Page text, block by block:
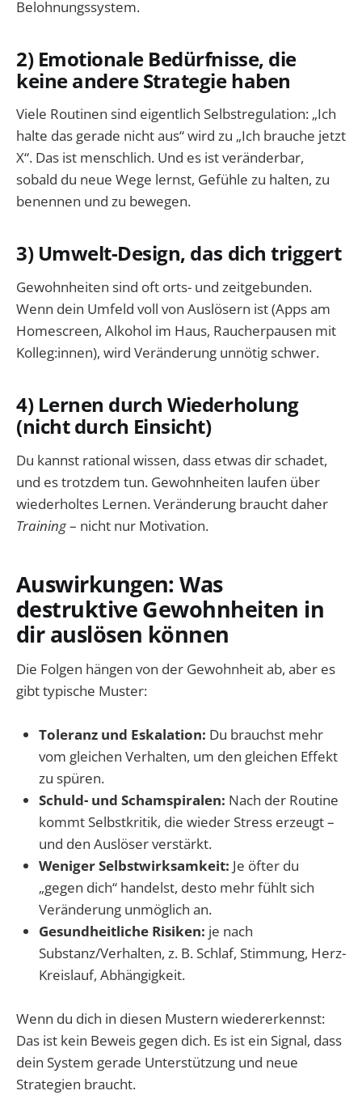
Belohnungssystem.
2) Emotionale Bedürfnisse, die
keine andere Strategie haben
Viele Routinen sind eigentlich Selbstregulation: „Ich
halte das gerade nicht aus“ wird zu „Ich brauche jetzt
X“. Das ist menschlich. Und es ist veränderbar,
sobald du neue Wege lernst, Gefühle zu halten, zu
benennen und zu bewegen.
3) Umwelt-Design, das dich triggert
Gewohnheiten sind oft orts- und zeitgebunden.
Wenn dein Umfeld voll von Auslösern ist (Apps am
Homescreen, Alkohol im Haus, Raucherpausen mit
Kolleg:innen), wird Veränderung unnötig schwer.
4) Lernen durch Wiederholung
(nicht durch Einsicht)
Du kannst rational wissen, dass etwas dir schadet,
und es trotzdem tun. Gewohnheiten laufen über
wiederholtes Lernen. Veränderung braucht daher
Training– nicht nur Motivation.
Auswirkungen: Was
destruktive Gewohnheiten in
dir auslösen können
Die Folgen hängen von der Gewohnheit ab, aber es
gibt typische Muster:
Toleranz und Eskalation: Du brauchst mehr
vom gleichen Verhalten, um den gleichen Effekt
zu spüren.
Schuld- und Schamspiralen: Nach der Routine
kommt Selbstkritik, die wieder Stress erzeugt –
und den Auslöser verstärkt.
Weniger Selbstwirksamkeit: Je öfter du
„gegen dich“ handelst, desto mehr fühlt sich
Veränderung unmöglich an.
Gesundheitliche Risiken: je nach
Substanz/Verhalten, z. B. Schlaf, Stimmung, Herz-
Kreislauf, Abhängigkeit.
Wenn du dich in diesen Mustern wiedererkennst:
Das ist kein Beweis gegen dich. Es ist ein Signal, dass
dein System gerade Unterstützung und neue
Strategien braucht.